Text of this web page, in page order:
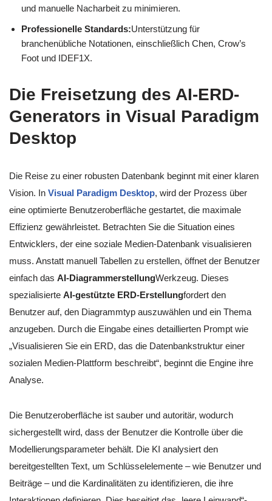
und manuelle Nacharbeit zu minimieren.
Professionelle Standards:Unterstützung für
branchenübliche Notationen, einschließlich Chen, Crow’s
Foot und IDEF1X.
Die Freisetzung des AI-ERD-
Generators in Visual Paradigm
Desktop
Die Reise zu einer robusten Datenbank beginnt mit einer klaren
Vision. In Visual Paradigm Desktop, wird der Prozess über
eine optimierte Benutzeroberfläche gestartet, die maximale
Effizienz gewährleistet. Betrachten Sie die Situation eines
Entwicklers, der eine soziale Medien-Datenbank visualisieren
muss. Anstatt manuell Tabellen zu erstellen, öffnet der Benutzer
einfach das AI-DiagrammerstellungWerkzeug. Dieses
spezialisierte AI-gestützte ERD-Erstellungfordert den
Benutzer auf, den Diagrammtyp auszuwählen und ein Thema
anzugeben. Durch die Eingabe eines detaillierten Prompt wie
„Visualisieren Sie ein ERD, das die Datenbankstruktur einer
sozialen Medien-Plattform beschreibt“, beginnt die Engine ihre
Analyse.
Die Benutzeroberfläche ist sauber und autoritär, wodurch
sichergestellt wird, dass der Benutzer die Kontrolle über die
Modellierungsparameter behält. Die KI analysiert den
bereitgestellten Text, um Schlüsselelemente – wie Benutzer und
Beiträge – und die Kardinalitäten zu identifizieren, die ihre